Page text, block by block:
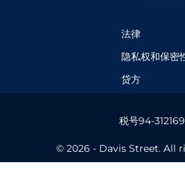
法律
隐私权和保密
贷方
税号94-
© 2026 - Davis Street. All